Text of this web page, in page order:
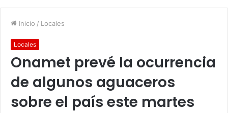
Inicio / Locales
Locales
Onamet prevé la ocurrencia
de algunos aguaceros
sobre el país este martes